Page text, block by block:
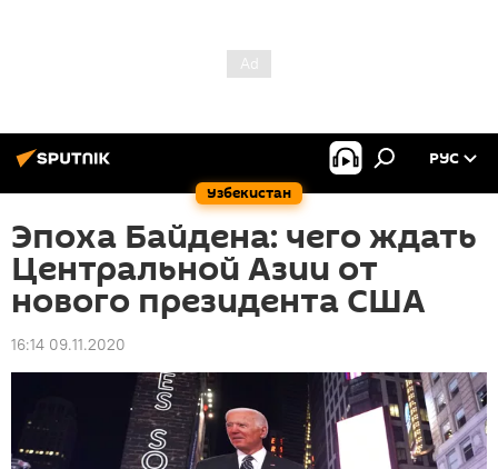
Узбекистан
РУС
Эпоха Байдена: чего ждать
Центральной Азии от
нового президента США
16:14 09.11.2020